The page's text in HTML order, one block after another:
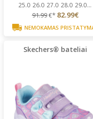
25.0 26.0 27.0 28.0 29.0...
91.99€* 82.99€
NEMOKAMAS
Skechers® bateliai